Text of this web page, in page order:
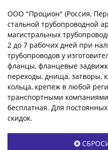
ООО "Процион" (Россия,
стальной трубопроводной
магистральных
2 до 7 рабочих дней при
трубопроводов у
фланцы, фланцевые
переходы, днища, затворы,
кольца, крепеж в любой
транспортными
бесплатная. Для
скидок.